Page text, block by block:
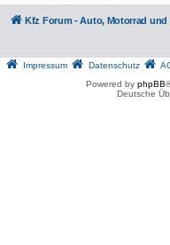
Kfz Forum - Auto, Motorrad und
Impressum Datenschutz
Powered by phpBB
Deutsche